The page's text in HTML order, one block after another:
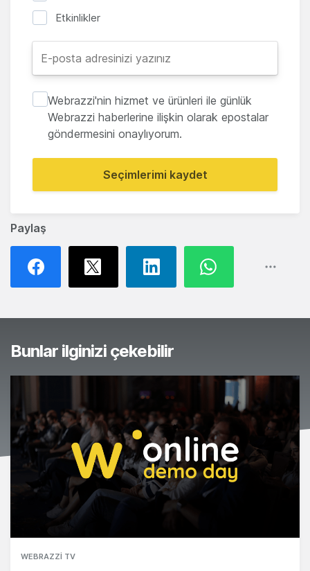
Paylaş
Etkinlikler
Webrazzi'nin hizmet ve ürünleri ile günlük
Webrazzi haberlerine ilişkin olarak epostalar
göndermesini onaylıyorum.
Seçimlerimi kaydet
Bunlar ilginizi çekebilir
WEBRAZZI TV